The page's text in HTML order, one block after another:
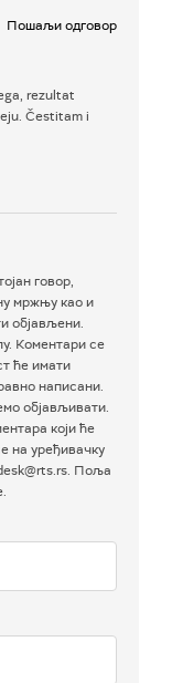
Пошаљи одговор
rezultat
Čestitam i
говор,
мржњу као и
објављени.
Коментари се
ће имати
написани.
објављивати.
који ће
на уређивачку
Поља